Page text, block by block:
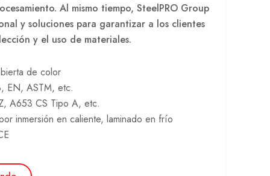
Al mismo tiempo, SteelPRO Group
y soluciones para garantizar a los clientes
y el uso de materiales.
de color
EN, ASTM, etc.
A653 CS Tipo A, etc.
inmersión en caliente, laminado en frío